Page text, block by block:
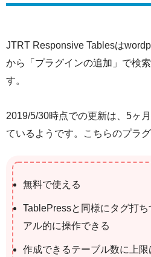
JTRT Responsive Tablesは
から「プラグインの追加」で検
す。
2019/5/30時点での更新は、5ヶ
ているようです。こちらのプラ
無料で使える
TablePressと同様にタグ打ち
アル的に操作できる
作成できるテーブル数に上限